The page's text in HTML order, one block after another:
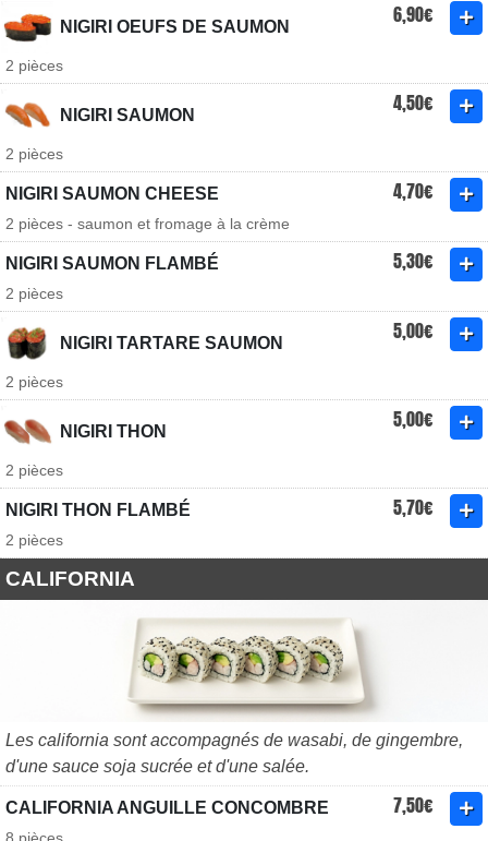
NIGIRI OEUFS DE SAUMON 6,90€
2 pièces
NIGIRI SAUMON 4,50€
2 pièces
NIGIRI SAUMON CHEESE 4,70€
2 pièces - saumon et fromage à la crème
NIGIRI SAUMON FLAMBÉ 5,30€
2 pièces
NIGIRI TARTARE SAUMON 5,00€
2 pièces
NIGIRI THON 5,00€
2 pièces
NIGIRI THON FLAMBÉ 5,70€
2 pièces
CALIFORNIA
Les california sont accompagnés de wasabi, de gingembre,
d'une sauce soja sucrée et d'une salée.
CALIFORNIA ANGUILLE CONCOMBRE 7,50€